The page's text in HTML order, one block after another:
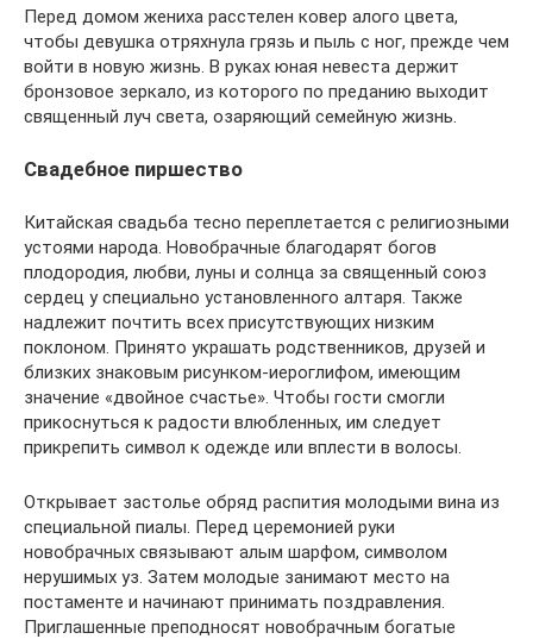
Перед домом жениха расстелен ковер алого цвета,
чтобы девушка отряхнула грязь и пыль с ног, прежде чем
войти в новую жизнь. В руках юная невеста держит
бронзовое зеркало, из которого по преданию выходит
священный луч света, озаряющий семейную жизнь.
Свадебное пиршество
Китайская свадьба тесно переплетается с религиозными
устоями народа. Новобрачные благодарят богов
плодородия, любви, луны и солнца за священный союз
сердец у специально установленного алтаря. Также
надлежит почтить всех присутствующих низким
поклоном. Принято украшать родственников, друзей и
близких знаковым рисунком-иероглифом, имеющим
значение «двойное счастье». Чтобы гости смогли
прикоснуться к радости влюбленных, им следует
прикрепить символ к одежде или вплести в волосы.
Открывает застолье обряд распития молодыми вина из
специальной пиалы. Перед церемонией руки
новобрачных связывают алым шарфом, символом
нерушимых уз. Затем молодые занимают место на
постаменте и начинают принимать поздравления.
Приглашенные преподносят новобрачным богатые